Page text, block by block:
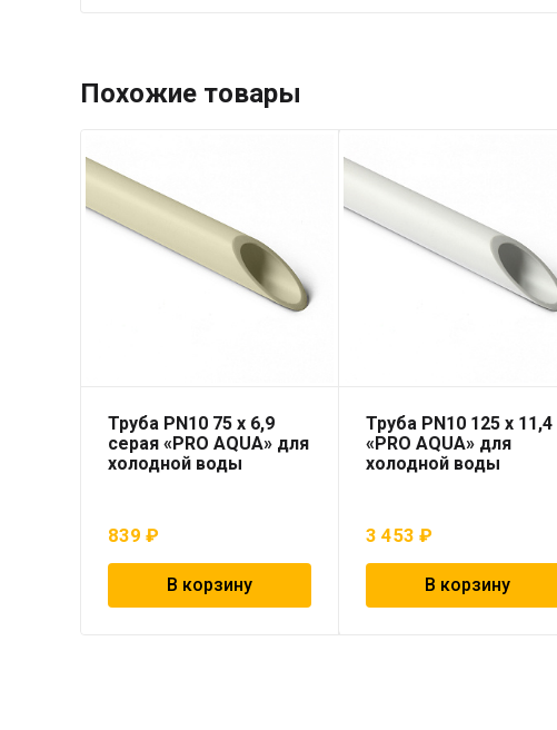
Похожие товары
Труба PN10 75 x 6,9
серая «PRO AQUA» для
холодной воды
839 ₽
В корзину
Труба PN10 125 x 11,4
«PRO AQUA» для
холодной воды
3 453₽
В корзину